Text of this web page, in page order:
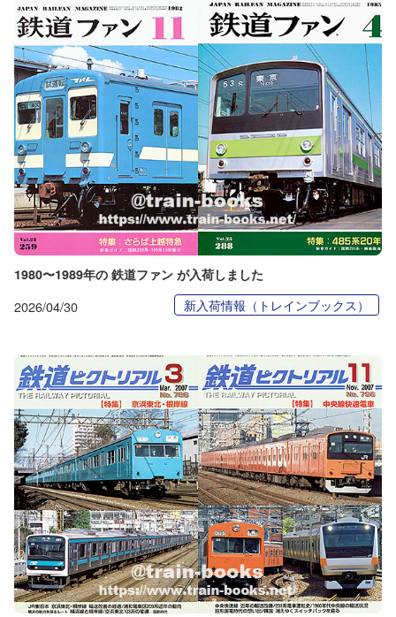
1980〜1989年の 鉄道ファン が入荷しました
2026/04/30 新入荷情報（トレインブックス）